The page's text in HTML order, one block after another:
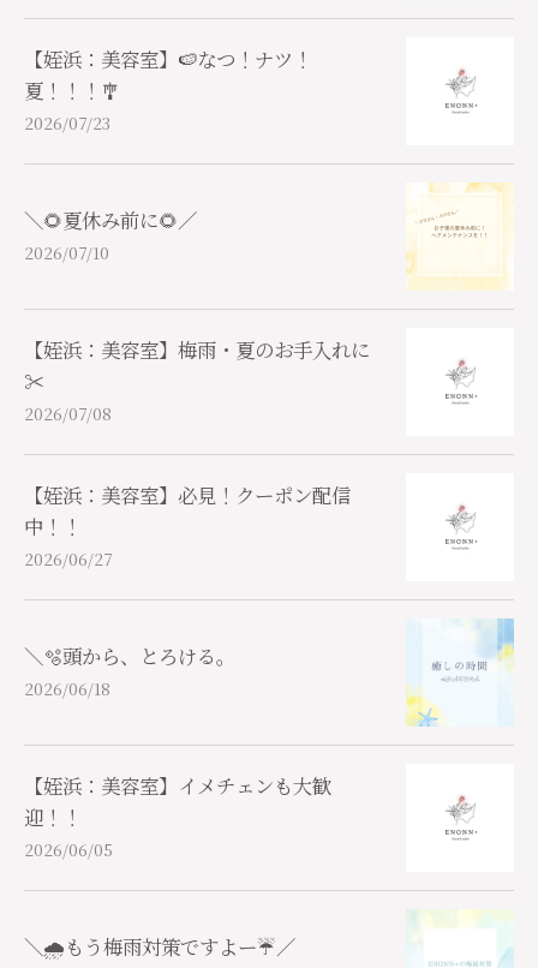
【姪浜：美容室】🍉なつ！ナツ！
夏！！！🎐
2026/07/23
＼🌻夏休み前に🌻／
2026/07/10
【姪浜：美容室】梅雨・夏のお手入れに
✂️
2026/07/08
【姪浜：美容室】必見！クーポン配信
中！！
2026/06/27
＼🫧頭から、とろける。
2026/06/18
【姪浜：美容室】イメチェンも大歓
迎！！
2026/06/05
＼🌧️もう梅雨対策ですよー☔／